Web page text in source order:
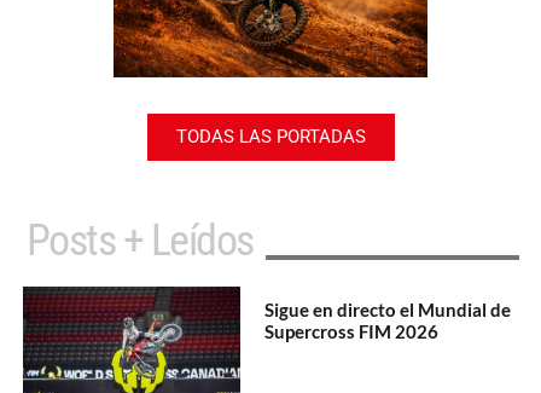
TODAS LAS PORTADAS
Posts + Leídos
Sigue en directo el Mundial de
Supercross FIM 2026